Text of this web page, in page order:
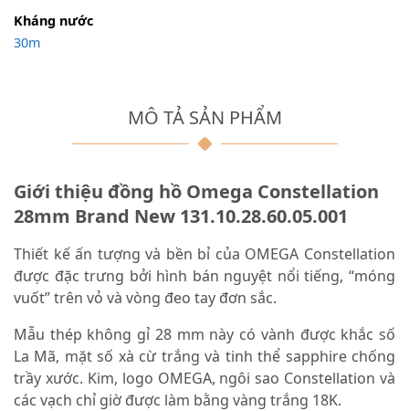
MÔ TẢ SẢN PHẨM
Giới thiệu đồng hồ Omega Constellation
28mm Brand New 131.10.28.60.05.001
Thiết kế ấn tượng và bền bỉ của OMEGA Constellation
được đặc trưng bởi hình bán nguyệt nổi tiếng, “móng
vuốt” trên vỏ và vòng đeo tay đơn sắc.
Mẫu thép không gỉ 28 mm này có vành được khắc số
La Mã, mặt số xà cừ trắng và tinh thể sapphire chống
trầy xước. Kim, logo OMEGA, ngôi sao Constellation và
các vạch chỉ giờ được làm bằng vàng trắng 18K.
Kháng nước
30m